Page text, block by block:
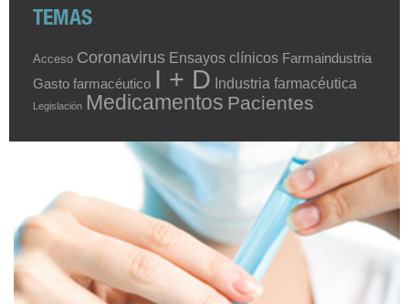
TEMAS
Acceso Coronavirus Ensayos clínicos Farmaindustria
Gasto farmacéutico I + D Industria farmacéutica
Legislación Medicamentos Pacientes